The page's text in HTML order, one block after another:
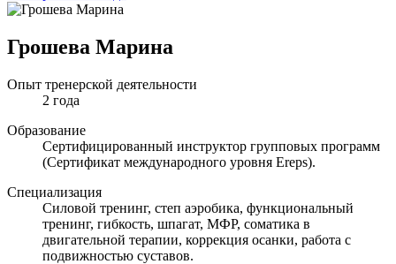
Грошева Марина
Опыт тренерской деятельности
2 года
Образование
Сертифицированный инструктор групповых программ
(Сертификат международного уровня Ereps).
Специализация
Силовой тренинг, степ аэробика, функциональный
тренинг, гибкость, шпагат, МФР, соматика в
двигательной терапии, коррекция осанки, работа с
подвижностью суставов.